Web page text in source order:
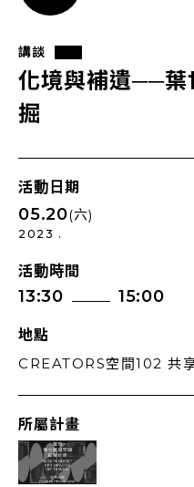
講談
化境與補遺──葉
掘
活動日期
05.20(六)
2023 .
活動時間
13:30 15:00
地點
CREATORS空間102 共
所屬計畫